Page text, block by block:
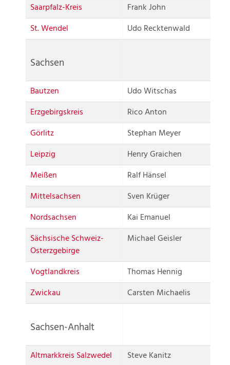
Saarpfalz-Kreis
Frank John
St. Wendel
Udo Recktenwald
Sachsen
Bautzen
Udo Witschas
Erzgebirgskreis
Rico Anton
Görlitz
Stephan Meyer
Leipzig
Henry Graichen
Meißen
Ralf Hänsel
Mittelsachsen
Sven Krüger
Nordsachsen
Kai Emanuel
Sächsische Schweiz-
Osterzgebirge
Michael Geisler
Vogtlandkreis
Thomas Hennig
Zwickau
Carsten Michaelis
Sachsen-Anhalt
Altmarkkreis Salzwedel
Steve Kanitz